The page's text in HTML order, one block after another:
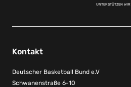
UNTERSTÜTZEN WIR
Kontakt
Deutscher Basketball Bund e.V
Schwanenstraße 6-10